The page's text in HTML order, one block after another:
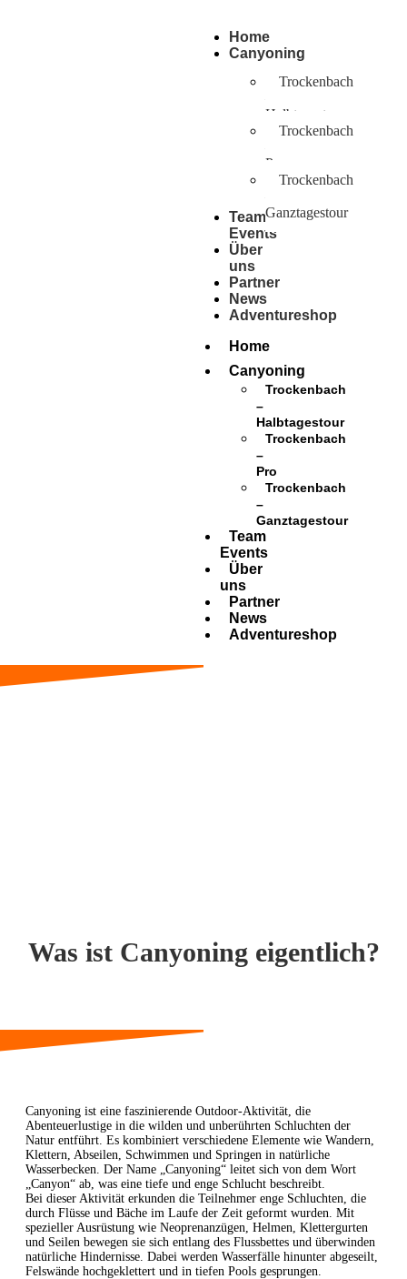
Home
Canyoning
Trockenbach
Halbtagestour
Trockenbach
Pro
Trockenbach
Ganztagestour
Team
Events
Über
uns
Partner
News
Adventureshop
Home
Canyoning
Trockenbach
–
Halbtagestour
Trockenbach
–
Pro
Trockenbach
–
Ganztagestour
Team
Events
Über
uns
Partner
News
Adventureshop
Was ist Canyoning eigentlich?
Canyoning ist eine faszinierende Outdoor-Aktivität, die
Abenteuerlustige in die wilden und unberührten Schluchten der
Natur entführt. Es kombiniert verschiedene Elemente wie Wandern,
Klettern, Abseilen, Schwimmen und Springen in natürliche
Wasserbecken. Der Name „Canyoning“ leitet sich von dem Wort
„Canyon“ ab, was eine tiefe und enge Schlucht beschreibt.
Bei dieser Aktivität erkunden die Teilnehmer enge Schluchten, die
durch Flüsse und Bäche im Laufe der Zeit geformt wurden. Mit
spezieller Ausrüstung wie Neoprenanzügen, Helmen, Klettergurten
und Seilen bewegen sie sich entlang des Flussbettes und überwinden
natürliche Hindernisse. Dabei werden Wasserfälle hinunter abgeseilt,
Felswände hochgeklettert und in tiefen Pools gesprungen.